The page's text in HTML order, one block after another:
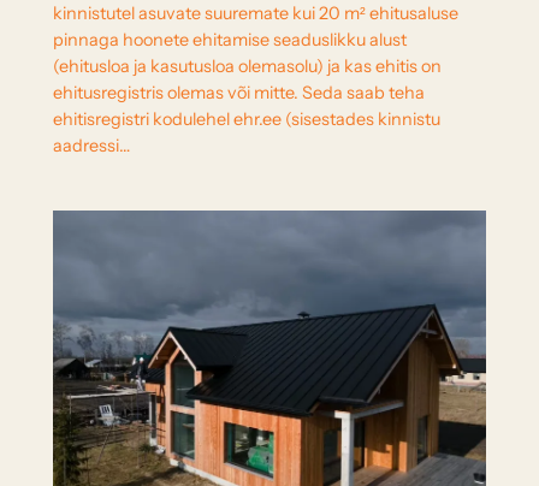
kinnistutel asuvate suuremate kui 20 m² ehitusaluse
pinnaga hoonete ehitamise seaduslikku alust
(ehitusloa ja kasutusloa olemasolu) ja kas ehitis on
ehitusregistris olemas või mitte. Seda saab teha
ehitisregistri kodulehel ehr.ee (sisestades kinnistu
aadressi…